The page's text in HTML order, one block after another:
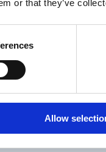
or that they’ve
Allow